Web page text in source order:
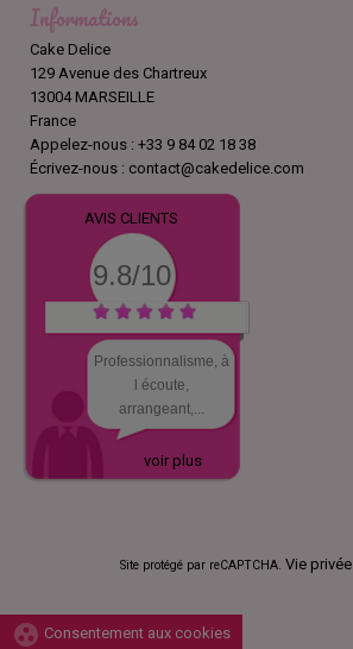
Informations
Cake Delice
129 Avenue des Chartreux
13004 MARSEILLE
France
Appelez-nous : +33 9 84 02 18 38
Écrivez-nous : contact@cakedelice.com
AVIS CLIENTS
9.8/10
Professionnalisme, à
l écoute,
arrangeant,...
voir plus
Site protégé par reCAPTCHA. Vie privée
group_work Consentement aux cookies